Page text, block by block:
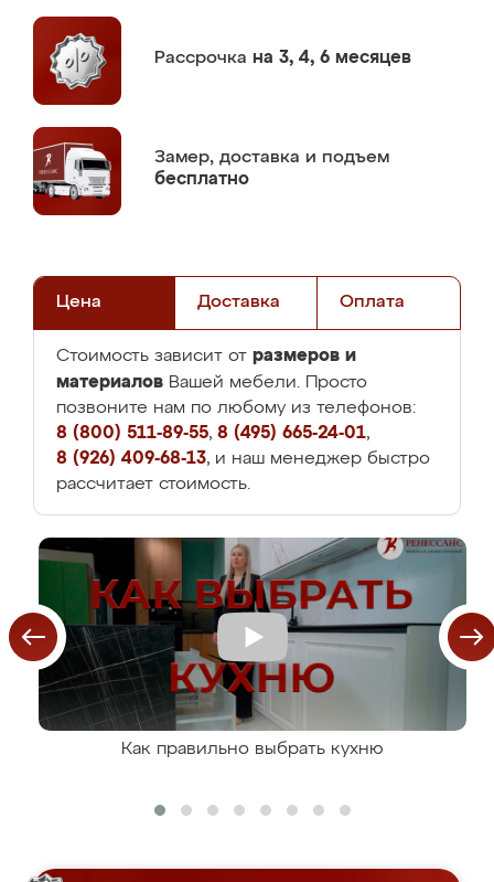
Рассрочка на 3, 4, 6 месяцев
Замер, доставка и подъем
бесплатно
Цена Доставка Оплата
Стоимость зависит от размеров и
материалов Вашей мебели. Просто
позвоните нам по любому из телефонов:
8 (800) 511-89-55, 8 (495) 665-24-01,
8 (926) 409-68-13, и наш менеджер быстро
рассчитает стоимость.
Как правильно выбрать кухню